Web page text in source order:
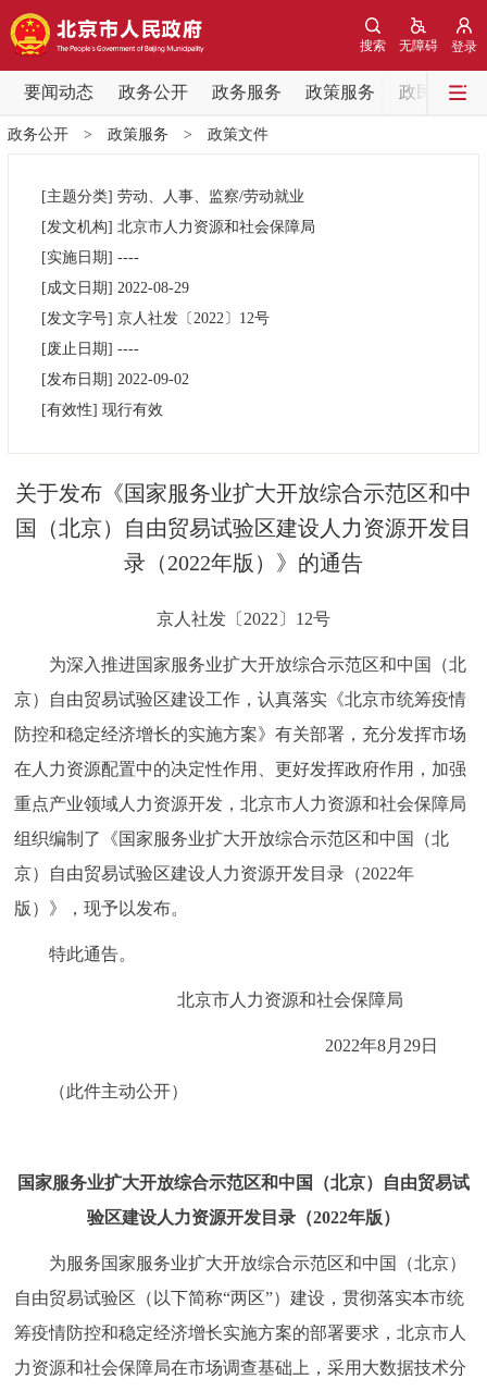
登录
无障碍
搜索
要闻动态 政务公开 政务服务 政策服务 政民互动
要闻动态
党中央精神 国务院信息
北京要闻 会议信息
政务公开
市领导
政策兑现 政策解读 回应关切
决策公开 专题公开
法人服务
便民服务 利企服务 投资项目
政民互动
12345网上接诉即办 我要咨询 我要建议
人文北京
绿色北京
ENGLISH 한국어 日本語
ESPAÑOL العربية PORTUGUÊS
政务公开> 政策服务 > 政策文件
[主题分类] 劳动、人事、监察/劳动就业
[发文机构] 北京市人力资源和社会保障局
[实施日期] ----
[成文日期] 2022-08-29
[发文字号] 京人社发〔2022〕 12号
[废止日期] ----
[发布日期] 2022-09-02
[有效性] 现行有效
关于发布《国家服务业扩大开放综合示范区和中
国（北京）自由贸易试验区建设人力资源开发目
录（2022年版）》的通告
京人社发〔2022〕12号
为深入推进国家服务业扩大开放综合示范区和中国（北
京）自由贸易试验区建设工作，认真落实《北京市统筹疫情
防控和稳定经济增长的实施方案》有关部署，充分发挥市场
在人力资源配置中的决定性作用、更好发挥政府作用，加强
重点产业领域人力资源开发，北京市人力资源和社会保障局
组织编制了《国家服务业扩大开放综合示范区和中国（北
京）自由贸易试验区建设人力资源开发目录（2022年
版）》，现予以发布。
特此通告。
北京市人力资源和社会保障局
2022年8月29日
（此件主动公开）
国家服务业扩大开放综合示范区和中国（北京）自由贸易试
验区建设人力资源开发目录（2022年版）
为服务国家服务业扩大开放综合示范区和中国（北京）
自由贸易试验区（以下简称“两区”）建设，贯彻落实本市统
筹疫情防控和稳定经济增长实施方案的部署要求，北京市人
力资源和社会保障局在市场调查基础上，采用大数据技术分